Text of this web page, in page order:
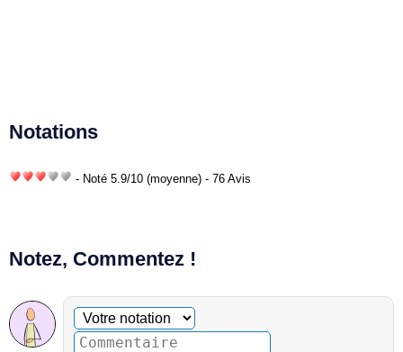
Notations
- Noté 5.9/10 (moyenne) - 76 Avis
Notez, Commentez !
Commentaire facultatif
Votre notation